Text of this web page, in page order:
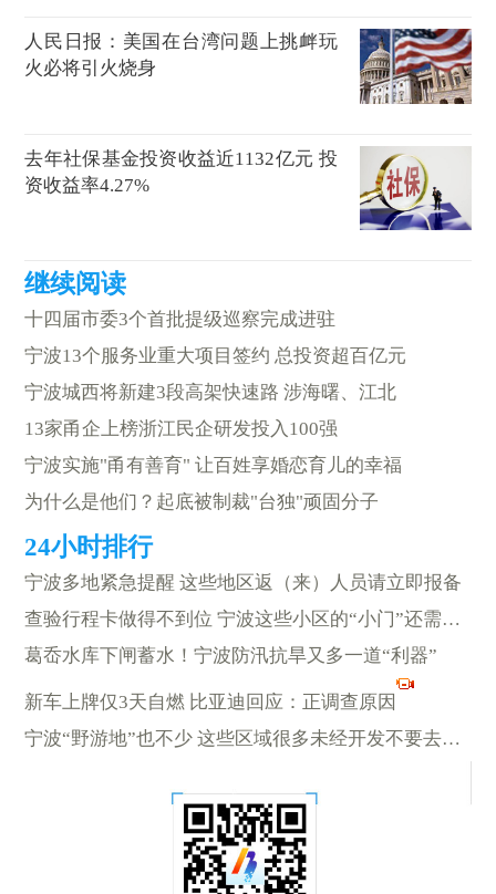
人民日报：美国在台湾问题上挑衅玩
火必将引火烧身
去年社保基金投资收益近1132亿元 投
资收益率4.27%
十四届市委3个首批提级巡察完成进驻
宁波13个服务业重大项目签约 总投资超百亿元
宁波城西将新建3段高架快速路 涉海曙、江北
13家甬企上榜浙江民企研发投入100强
宁波实施"甬有善育" 让百姓享婚恋育儿的幸福
为什么是他们？起底被制裁"台独"顽固分子
宁波多地紧急提醒 这些地区返（来）人员请立即报备
查验行程卡做得不到位 宁波这些小区的“小门”还需守得再紧一点
葛岙水库下闸蓄水！宁波防汛抗旱又多一道“利器”
新车上牌仅3天自燃 比亚迪回应：正调查原因
宁波“野游地”也不少 这些区域很多未经开发不要去冒险